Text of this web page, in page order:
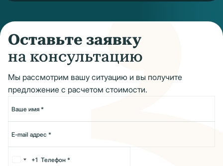
Оставьте заявку
на консультацию
Мы рассмотрим вашу ситуацию и вы получите
предложение с расчетом стоимости.
+1